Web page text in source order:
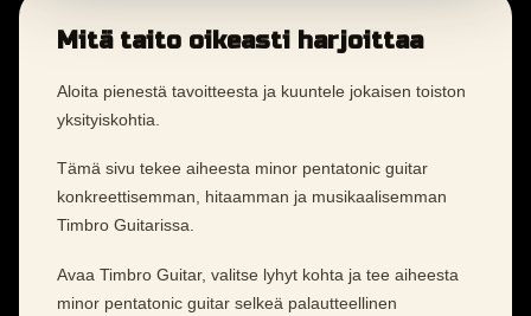
Mitä taito oikeasti harjoittaa
Aloita pienestä tavoitteesta ja kuuntele jokaisen toiston
yksityiskohtia.
Tämä sivu tekee aiheesta minor pentatonic guitar
konkreettisemman, hitaamman ja musikaalisemman
Timbro Guitarissa.
Avaa Timbro Guitar, valitse lyhyt kohta ja tee aiheesta
minor pentatonic guitar selkeä palautteellinen